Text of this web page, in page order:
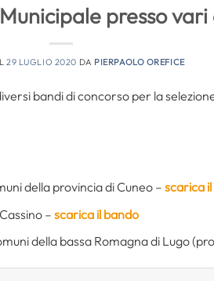
presso
29 LUGLIO 2020 DA PIERPAOLO OREFICE
bandi di concorso per la
della provincia di Cuneo – scarica
– scarica il bando
della bassa Romagna di Lugo